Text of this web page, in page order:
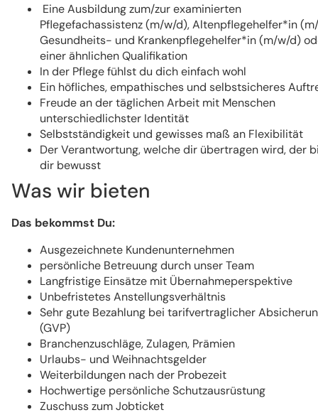
Eine Ausbildung zum/zur examinierten
Pflegefachassistenz (m/w/d), Altenpflegehelfer*in
Gesundheits- und Krankenpflegehelfer*in (m/w/d)
einer ähnlichen Qualifikation
In der Pflege fühlst du dich einfach wohl
Ein höfliches, empathisches und selbstsicheres
Freude an der täglichen Arbeit mit Menschen
unterschiedlichster Identität
Selbstständigkeit und gewisses maß an Flexibilität
Der Verantwortung, welche dir übertragen wird, der
dir bewusst
Was wir bieten
Das bekommst Du:
Ausgezeichnete Kundenunternehmen
persönliche Betreuung durch unser Team
Langfristige Einsätze mit Übernahmeperspektive
Unbefristetes Anstellungsverhältnis
Sehr gute Bezahlung bei tarifvertraglicher
(GVP)
Branchenzuschläge, Zulagen, Prämien
Urlaubs- und Weihnachtsgelder
Weiterbildungen nach der Probezeit
Hochwertige persönliche Schutzausrüstung
Zuschuss zum Jobticket